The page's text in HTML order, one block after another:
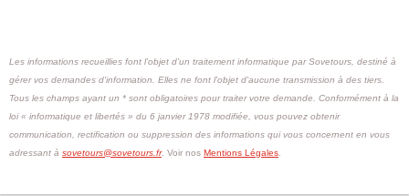
Les informations recueillies font l’objet d’un traitement informatique par Sovetours, destiné à
gérer vos demandes d'information. Elles ne font l'objet d'aucune transmission à des tiers.
Tous les champs ayant un * sont obligatoires pour traiter votre demande. Conformément à la
loi « informatique et libertés » du 6 janvier 1978 modifiée, vous pouvez obtenir
communication, rectification ou suppression des informations qui vous concernent en vous
adressant à sovetours@sovetours.fr. Voir nos Mentions Légales.